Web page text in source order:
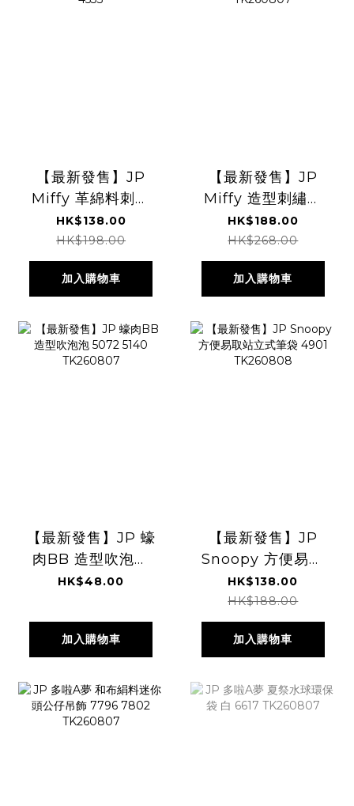
【最新發售】JP
Miffy 革綿料刺繡
啪啪 Pouch 附手
帶 4533
HK$138.00
HK$198.00
加入購物車
【最新發售】JP
Miffy 造型刺繡袋
附有單肩帶 4533
TK260807
HK$188.00
HK$268.00
加入購物車
【最新發售】JP 蠔
肉BB 造型吹泡泡
5072 5140
HK$48.00
加入購物車
【最新發售】JP
Snoopy 方便易取
站立式筆袋 4901
TK260808
HK$138.00
HK$188.00
加入購物車